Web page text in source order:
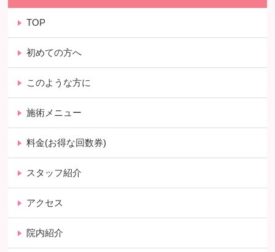
TOP
初めての方へ
このような方に
施術メニュー
料金(お得な回数券)
スタッフ紹介
アクセス
院内紹介